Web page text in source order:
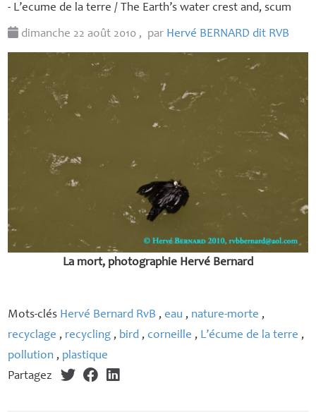
- L’ecume de la terre / The Earth’s water crest and, scum
dimanche 22 août 2010 , par Hervé BERNARD dit RVB
La mort, photographie Hervé Bernard
Mots-clés Hervé Bernard RvB ,eau , nature-morte ,
recyclage , recycling , bird ,corneille , L’écume de la terre ,
pollution , plastique
Partagez